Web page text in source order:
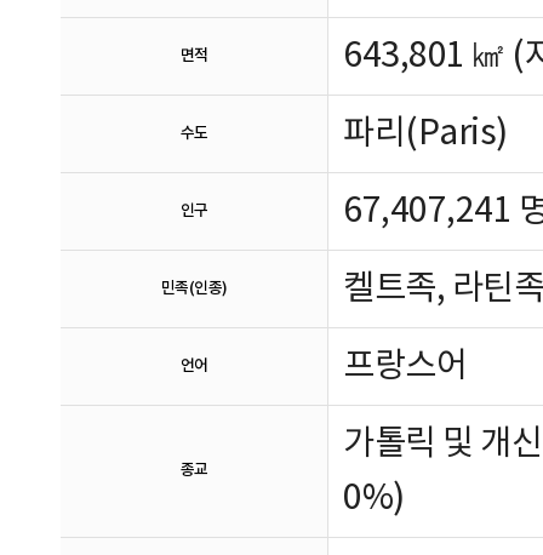
면적 643,801 ㎢ (
수도 파리(Paris)
인구 67,407,241
민족(인종) 켈트족, 라틴
언어 프랑스어
종교
가톨릭 및 개
0%)